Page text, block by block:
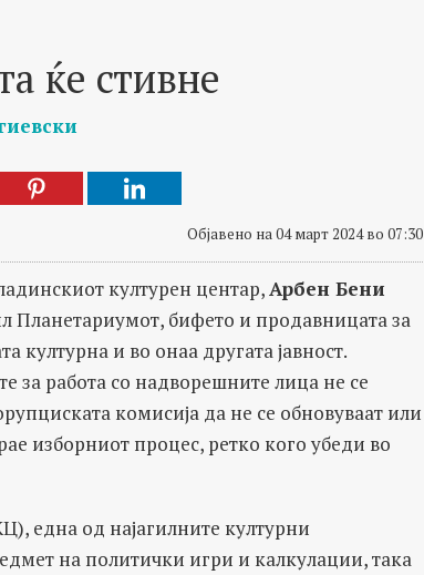
ќе стивне
Објавено на 04 март 2024 во 07:30
културен центар,Арбен Бени
Планетариумот, бифето и продавницата за
културна и во онаа другата јавност.
за работа со надворешните лица не се
комисија да не се обновуваат или
изборниот процес, ретко кого убеди во
една од најагилните културни
на политички игри и калкулации, така